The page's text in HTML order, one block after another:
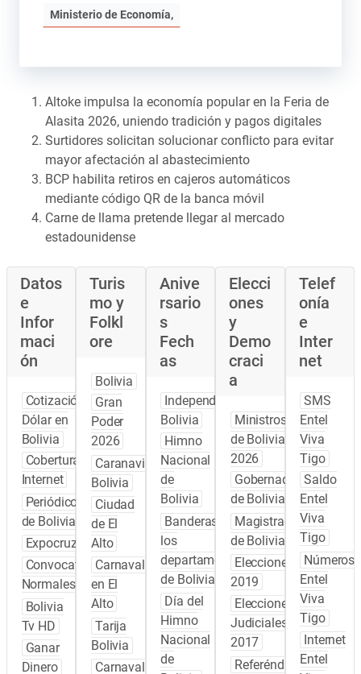
Ministerio de Economía,
Altoke impulsa la economía popular en la Feria de
Alasita 2026, uniendo tradición y pagos digitales
Surtidores solicitan solucionar conflicto para evitar
mayor afectación al abastecimiento
BCP habilita retiros en cajeros automáticos
mediante código QR de la banca móvil
Carne de llama pretende llegar al mercado
estadounidense
Datos
e
Infor
maci
ón
Cotización
Dólar en
Bolivia
Cobertura
Internet
Periódicos
de Bolivia
Expocruz
Convocatoria
Normales
Bolivia
Tv HD
Ganar
Dinero
Turis
mo y
Folkl
ore
Bolivia
Gran
Poder
2026
Caranavi
Bolivia
Ciudad
de El
Alto
Carnaval
en El
Alto
Tarija
Bolivia
Carnaval
Anive
rsario
s
Fech
as
Independencia
Bolivia
Himno
Nacional
de
Bolivia
Banderas de
los
departamentos
de Bolivia
Día del
Himno
Nacional
de
Elecci
ones
y
Demo
craci
a
Ministros
de Bolivia
2026
Gobernadores
de Bolivia
Magistrados
de Bolivia
Elecciones
2019
Elecciones
Judiciales
2017
Referéndum
Telef
onía
e
Inter
net
SMS
Entel
Viva
Tigo
Saldo
Entel
Viva
Tigo
Números
Entel
Viva
Tigo
Internet
Entel